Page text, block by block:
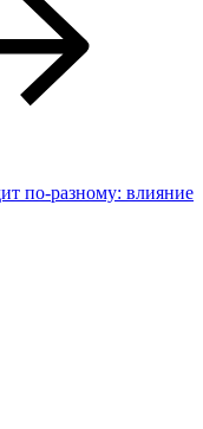
по-разному: влияние